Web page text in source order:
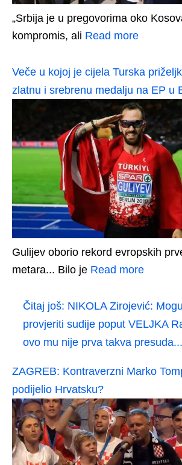
„Srbija je u pregovorima oko
kompromis, ali Read more
Veče u kojoj je cijela Turska
zlatnu i srebrenu medalju na EP u
Gulijev oborio rekord evropskih
metara... Bilo je Read more
Čitaj još: NIKOLA Zirojević:
provjeriti sudije poput VELJKA
ovo mu nije prva takva
ZAGREB: Kontraverzni Marko
podijelio Hrvatsku?